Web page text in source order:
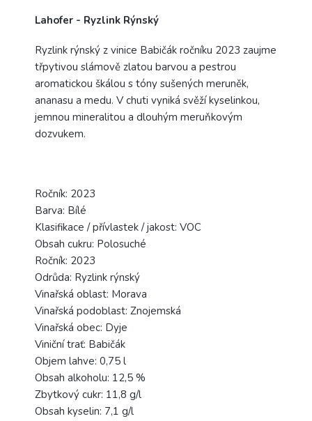
Lahofer - Ryzlink Rýnský
Ryzlink rýnský z vinice Babičák ročníku 2023 zaujme
třpytivou slámově zlatou barvou a pestrou
aromatickou škálou s tóny sušených meruněk,
ananasu a medu. V chuti vyniká svěží kyselinkou,
jemnou mineralitou a dlouhým meruňkovým
dozvukem.
Ročník: 2023
Barva: Bílé
Klasifikace / přívlastek / jakost: VOC
Obsah cukru: Polosuché
Ročník: 2023
Odrůda: Ryzlink rýnský
Vinařská oblast: Morava
Vinařská podoblast: Znojemská
Vinařská obec: Dyje
Viniční trať: Babičák
Objem lahve: 0,75 l
Obsah alkoholu: 12,5 %
Zbytkový cukr: 11,8 g/l
Obsah kyselin: 7,1 g/l